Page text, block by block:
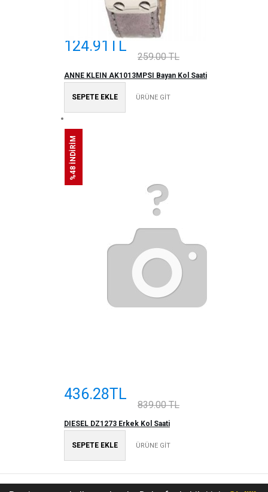
124.91TL
259.00 TL
ANNE KLEIN AK1013MPSI Bayan Kol Saati
SEPETE EKLE ÜRÜNE GİT
%48 İNDİRİM
436.28TL
839.00 TL
DIESEL DZ1273 Erkek Kol Saati
SEPETE EKLE ÜRÜNE GİT